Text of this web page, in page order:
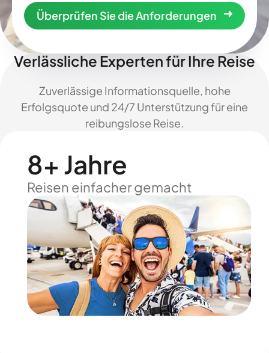
Überprüfen Sie die Anforderungen
Verlässliche Experten für Ihre Reise
Zuverlässige Informationsquelle, hohe
Erfolgsquote und 24/7 Unterstützung für eine
reibungslose Reise.
8+ Jahre
Reisen einfacher gemacht